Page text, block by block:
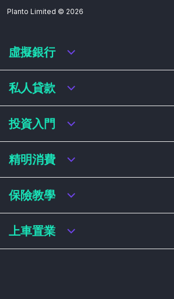
Planto Limited © 2026
虛擬銀行
虛擬銀行迎新優惠
虛擬銀行存款利率比較
虛擬銀行銀扣賬卡 / 信用卡
虛擬銀行貸款
私人貸款
私人貸款年利率比較
網上即批貸款
結餘轉戶
稅務貸款
財務公司貸款
投資入門
港股戶口收費及迎新優惠
基金平台比較
買加密貨幣教學
精明消費
網購信用卡
飛行里數信用卡
學生信用卡
保險教學
買保險基本概念
上車置業